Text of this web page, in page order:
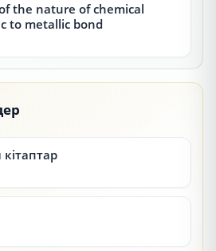
the nature of chemical
to metallic bond